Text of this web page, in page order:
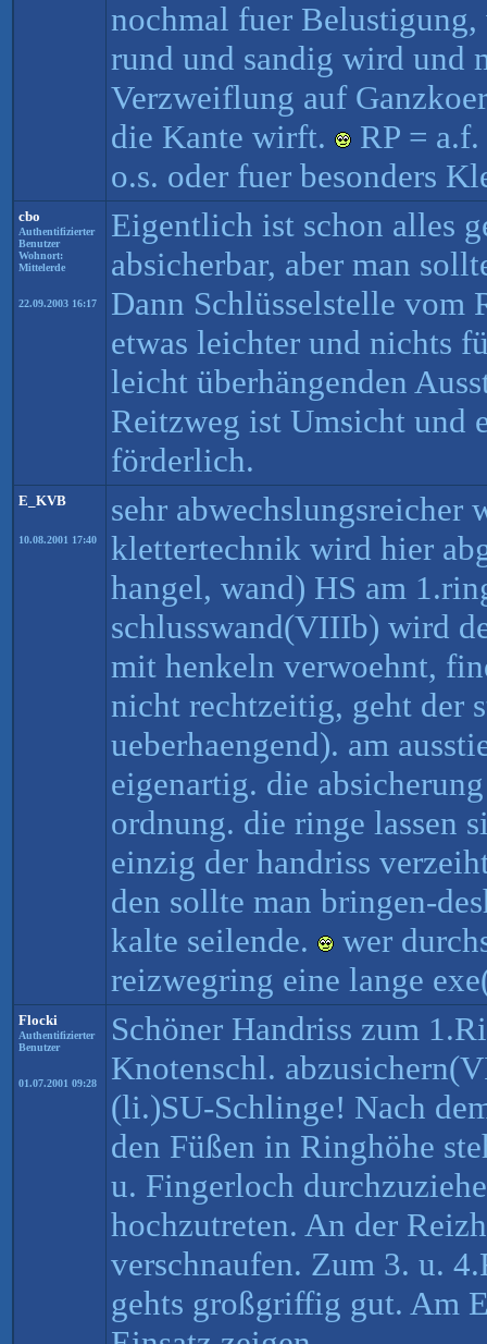
nochmal fuer
rund und sandig wird und
Verzweiflung auf
die Kante wirft.
RP =
o.s. oder fuer besonders
cbo
Authentifizierter
Benutzer
Wohnort:
Mittelerde
22.09.2003 16:17
Eigentlich ist schon alles
absicherbar, aber man
Dann Schlüsselstelle vom
etwas leichter und nichts
leicht überhängenden
Reitzweg ist Umsicht und
förderlich.
E_KVB
10.08.2001 17:40
sehr abwechslungsreicher
klettertechnik wird hier
hangel, wand) HS am
schlusswand(VIIIb) wird
mit henkeln verwoehnt,
nicht rechtzeitig, geht der
ueberhaengend). am
eigenartig. die
ordnung. die ringe lassen
einzig der handriss
den sollte man bringen-
kalte seilende.
wer
reizwegring eine lange
Flocki
Authentifizierter
Benutzer
01.07.2001 09:28
Schöner Handriss zum
Knotenschl.
(li.)SU-Schlinge! Nach
den Füßen in Ringhöhe
u. Fingerloch
hochzutreten. An der
verschnaufen. Zum 3. u.
gehts großgriffig gut. Am